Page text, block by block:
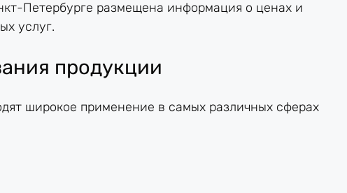
Петербурге размещена информация о ценах и
услуг.
продукции
широкое применение в самых различных сферах